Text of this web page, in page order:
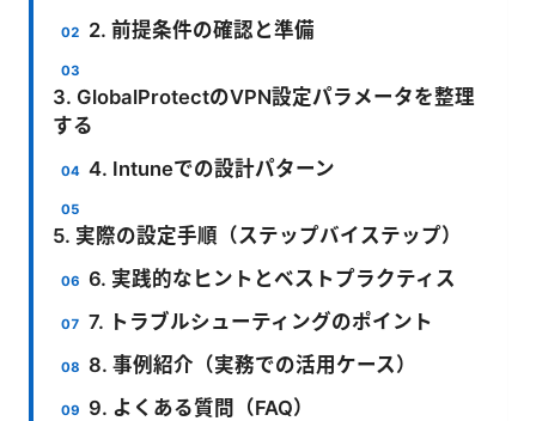
2. 前提条件の確認と準備
3. GlobalProtectのVPN設定パラメータを整理
する
4. Intuneでの設計パターン
5. 実際の設定手順（ステップバイステップ）
6. 実践的なヒントとベストプラクティス
7. トラブルシューティングのポイント
8. 事例紹介（実務での活用ケース）
9. よくある質問（FAQ）